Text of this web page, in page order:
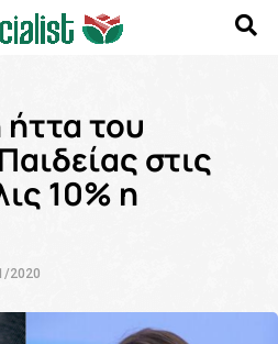
ήττα του
στις
10% η
2020